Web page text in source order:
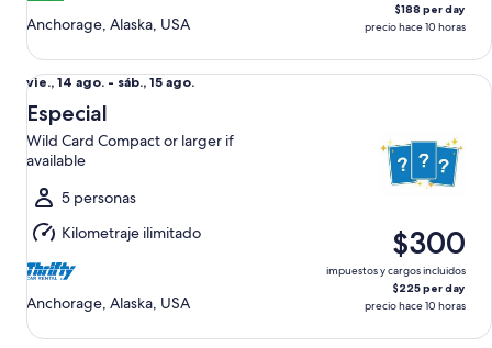
Anchorage, Alaska, USA
$188 per day
precio hace 10 horas
Del
vie.,
14
ago.
sáb.,
15
ago.
vie., 14 ago. - sáb., 15 ago.
Especial
Wild Card Compact or larger if
available
5 personas
Kilometraje ilimitado
Anchorage, Alaska, USA
$300
impuestos y cargos incluidos
$225 per day
precio hace 10 horas
Especial Wild Card Compact or larger if available